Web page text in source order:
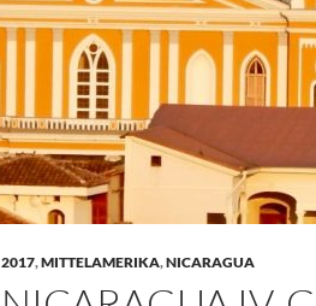
2017,MITTELAMERIKA,NICARAGUA